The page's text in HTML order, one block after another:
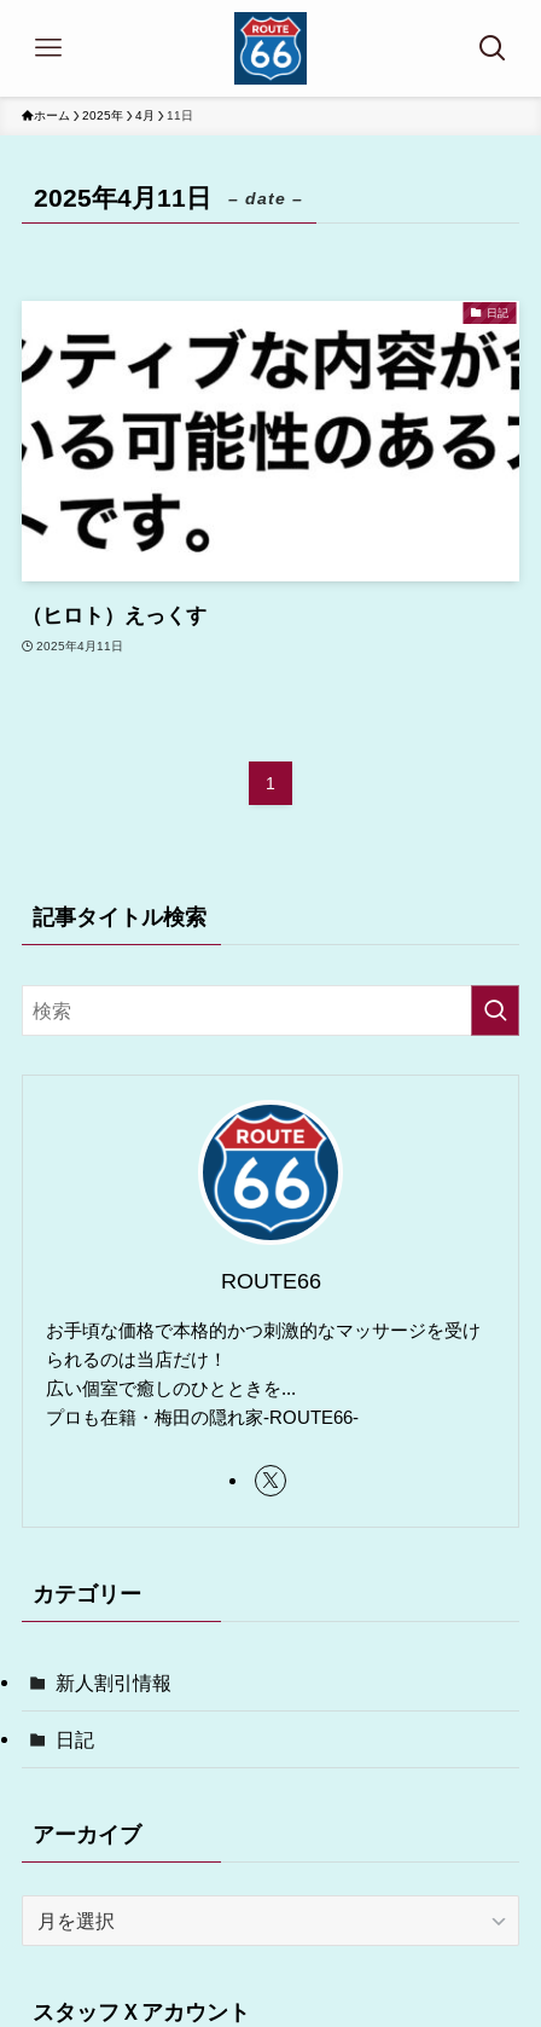
ホーム 2025年 4月 11日
2025年4月11日 – date –
日記
（ヒロト）えっくす
2025年4月11日
1
記事タイトル検索
ROUTE66
お手頃な価格で本格的かつ刺激的なマッサージを受け
られるのは当店だけ！
広い個室で癒しのひとときを...
プロも在籍・梅田の隠れ家-ROUTE66-
カテゴリー
新人割引情報
日記
アーカイブ
スタッフＸアカウント